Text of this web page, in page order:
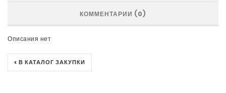
КОММЕНТАРИИ (0)
Описания нет
< В КАТАЛОГ ЗАКУПКИ